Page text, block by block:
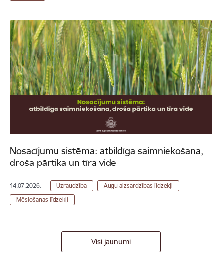
Nosacījumu sistēma: atbildīga saimniekošana,
droša pārtika un tīra vide
14.07.2026. Uzraudzība
Augu aizsardzības līdzekļi
Mēslošanas līdzekļi
Visi jaunumi